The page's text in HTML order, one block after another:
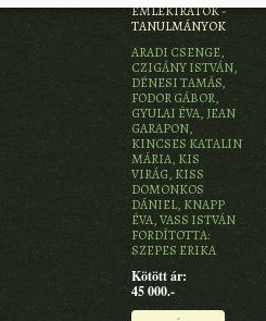
EMLÉKIRATOK -
TANULMÁNYOK
ARADI CSENGE,
CZIGÁNY ISTVÁN,
DÉNESI TAMÁS,
FODOR GÁBOR,
GYULAI ÉVA, JEAN
GARAPON,
KINCSES KATALIN
MÁRIA, KIS
VIRÁG, KISS
DOMONKOS
DÁNIEL, KNAPP
ÉVA, VASS ISTVÁN
FORDÍTOTTA:
SZEPES ERIKA
Kötött ár:
45 000.-